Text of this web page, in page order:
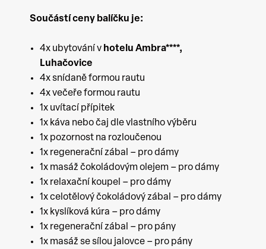
Součástí ceny balíčku je:
4x ubytování v hotelu Ambra****,
Luhačovice
4x snídaně formou rautu
4x večeře formou rautu
1x uvítací přípitek
1x káva nebo čaj dle vlastního výběru
1x pozornost na rozloučenou
1x regenerační zábal – pro dámy
1x masáž čokoládovým olejem – pro dámy
1x relaxační koupel – pro dámy
1x celotělový čokoládový zábal – pro dámy
1x kyslíková kúra – pro dámy
1x regenerační zábal – pro pány
1x masáž se sílou jalovce – pro pány